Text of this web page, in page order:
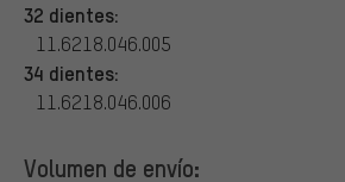
32 dientes:
11.6218.046.005
34 dientes:
11.6218.046.006
Volumen de envío: